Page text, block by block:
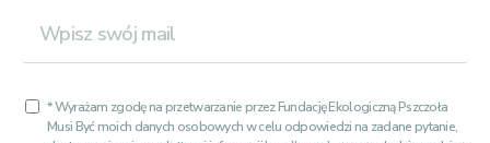
* Wyrażam zgodę na przetwarzanie przez Fundację Ekologiczną Pszczoła
Musi Być moich danych osobowych w celu odpowiedzi na zadane pytanie,